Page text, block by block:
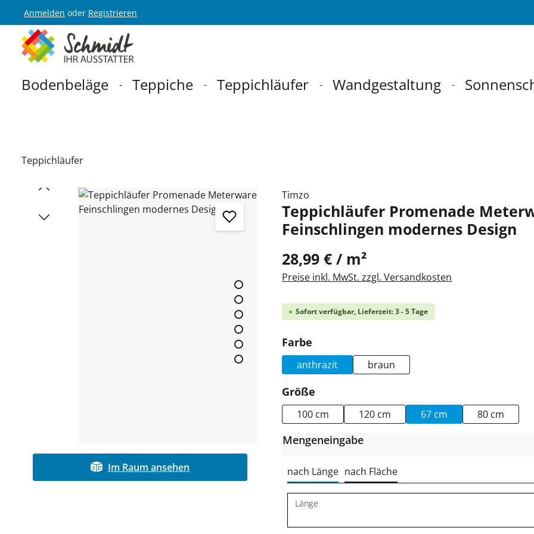
Hauptnavigation springen
Anmelden oder Registrieren
Bodenbeläge Teppiche Teppichläufer Wandgestaltung
Teppichläufer
Bildergalerie überspringen
Im Raum ansehen
Timzo
Teppichläufer Promenade
Feinschlingen modernes Design
28,99 € / m²
Preise inkl. MwSt. zzgl. Versandkosten
Sofort verfügbar, Lieferzeit: 3 - 5 Tage
Farbe
anthrazit braun
Größe
100 cm 120 cm 67 cm 80 cm
Mengeneingabe
nach Länge nach Fläche
Länge